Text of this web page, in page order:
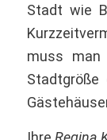
Stadt wie
muss
Stadtgröße